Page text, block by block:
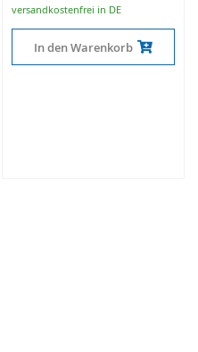
versandkostenfrei in DE
In den Warenkorb